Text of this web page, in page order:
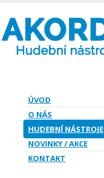
ÚVOD
O NÁS
HUDEBNÍ NÁSTROJE
NOVINKY / AKCE
KONTAKT